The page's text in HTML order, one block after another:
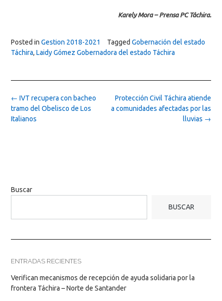
Karely Mora –Prensa PC Táchira.
Posted in Gestion 2018-2021 Tagged Gobernación del estado
Táchira, Laidy Gómez Gobernadora del estado Táchira
Post
navigation
Protección Civil Táchira atiende
a comunidades afectadas por las
lluvias →
← IVT recupera con bacheo
tramo del Obelisco de Los
Italianos
Buscar
BUSCAR
ENTRADAS RECIENTES
Verifican mecanismos de recepción de ayuda solidaria por la
frontera Táchira – Norte de Santander